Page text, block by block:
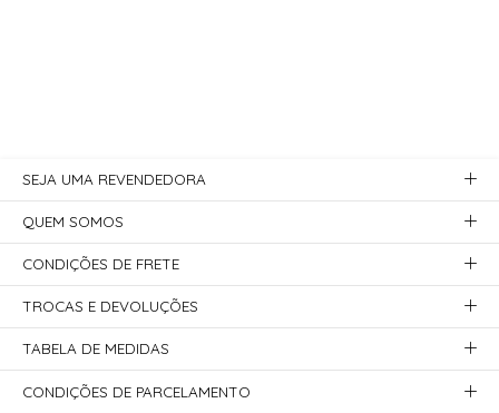
SEJA UMA REVENDEDORA
QUEM SOMOS
CONDIÇÕES DE FRETE
TROCAS E DEVOLUÇÕES
TABELA DE MEDIDAS
CONDIÇÕES DE PARCELAMENTO